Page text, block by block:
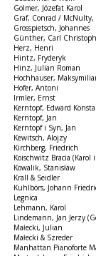
Golmer, Józefat Karol
Graf, Conrad / McNulty,
Grosspietsch, Johannes
Günther, Carl Christoph
Herz, Henri
Hintz, Fryderyk
Hinz, Julian Roman
Hochhauser,
Hofer, Antoni
Irmler, Ernst
Kerntopf, Edward
Kerntopf, Jan
Kerntopf i Syn, Jan
Kewitsch, Alojzy
Kirchberg, Friedrich
Koischwitz Bracia (Karol
Kowalik, Stanisław
Krall & Seidler
Kuhlbörs, Johann
Legnica
Lehmann, Karol
Lindemann, Jan Jerzy
Małecki, Julian
Małecki & Szreder
Manhattan Pianoforte